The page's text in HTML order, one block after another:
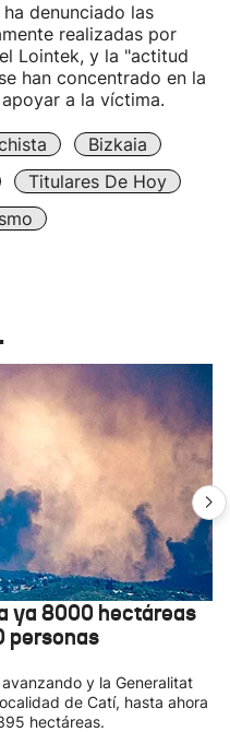
denunciado las
realizadas por
Lointek, y la "actitud
han concentrado en la
a la víctima.
Bizkaia
Titulares De Hoy
ya 8000 hectáreas
personas
y la Generalitat
de Catí, hasta ahora
hectáreas.